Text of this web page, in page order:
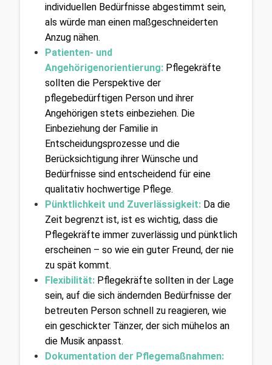
individuellen Bedürfnisse abgestimmt sein,
als würde man einen maßgeschneiderten
Anzug nähen.
Patienten- und
Angehörigenorientierung: Pflegekräfte
sollten die Perspektive der
pflegebedürftigen Person und ihrer
Angehörigen stets einbeziehen. Die
Einbeziehung der Familie in
Entscheidungsprozesse und die
Berücksichtigung ihrer Wünsche und
Bedürfnisse sind entscheidend für eine
qualitativ hochwertige Pflege.
Pünktlichkeit und Zuverlässigkeit: Da die
Zeit begrenzt ist, ist es wichtig, dass die
Pflegekräfte immer zuverlässig und pünktlich
erscheinen – so wie ein guter Freund, der nie
zu spät kommt.
Flexibilität: Pflegekräfte sollten in der Lage
sein, auf die sich ändernden Bedürfnisse der
betreuten Person schnell zu reagieren, wie
ein geschickter Tänzer, der sich mühelos an
die Musik anpasst.
Dokumentation der Pflegemaßnahmen: